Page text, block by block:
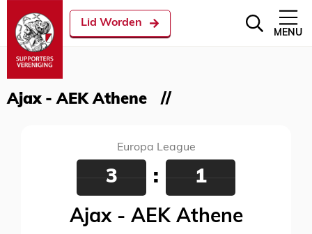
Lid Worden
MENU
Ajax - AEK Athene
Europa League
3 : 1
Ajax - AEK Athene